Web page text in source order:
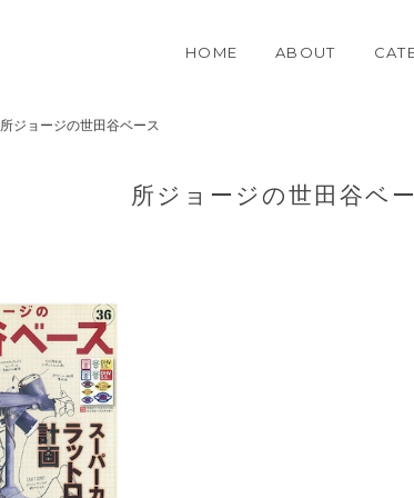
HOME ABOUT
所ジョージの世田谷ベース
所ジョージの世田谷ベ